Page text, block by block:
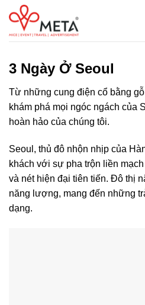
Chuyển
đến
nội
3 Ngày Ở Seoul
Từ những cung điện cổ bằng
khám phá mọi ngóc ngách của
hoàn hảo của chúng tôi.
Seoul, thủ đô nhộn nhịp của
khách với sự pha trộn liền
và nét hiện đại tiên tiến. Đô thị
năng lượng, mang đến những
dạng.